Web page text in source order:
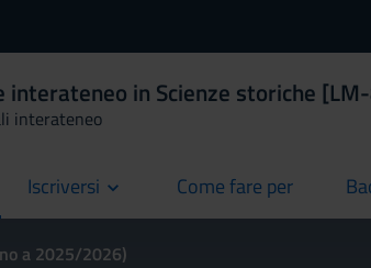
interateneo in Scienze storiche
interateneo
Iscriversi Come fare per
current
a 2025/2026)